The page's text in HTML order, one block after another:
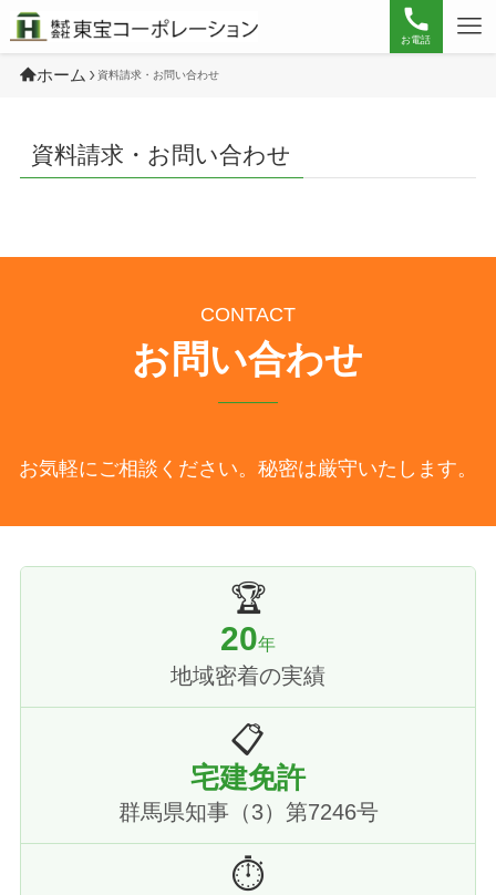
お電話
ホーム 資料請求・お問い合わせ
資料請求・お問い合わせ
CONTACT
お問い合わせ
お気軽にご相談ください。秘密は厳守いたします。
🏆
20年
地域密着の実績
📋
宅建免許
群馬県知事（3）第7246号
⏱